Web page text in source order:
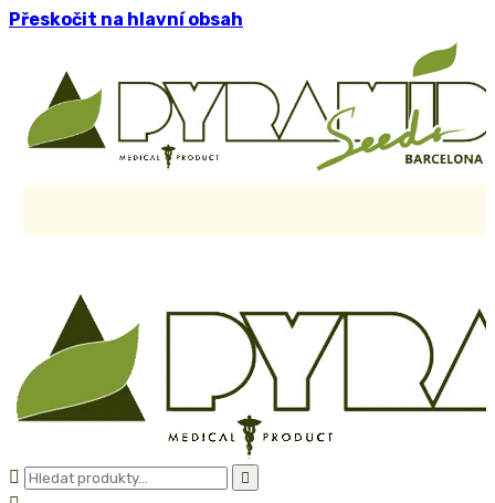
Přeskočit na hlavní obsah
 